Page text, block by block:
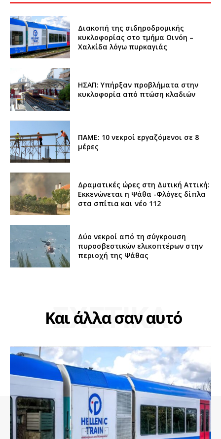
Διακοπή της σιδηροδρομικής
κυκλοφορίας στο τμήμα Οινόη –
Χαλκίδα λόγω πυρκαγιάς
ΗΣΑΠ: Υπήρξαν προβλήματα στην
κυκλοφορία από πτώση κλαδιών
ΠΑΜΕ: 10 νεκροί εργαζόμενοι σε 8
μέρες
Δραματικές ώρες στη Δυτική Αττική:
Εκκενώνεται η Ψάθα -Φλόγες δίπλα
στα σπίτια και νέο 112
Δύο νεκροί από τη σύγκρουση
πυροσβεστικών ελικοπτέρων στην
περιοχή της Ψάθας
Και άλλα σαν αυτό
ΣΧΕΤΙΚΑ